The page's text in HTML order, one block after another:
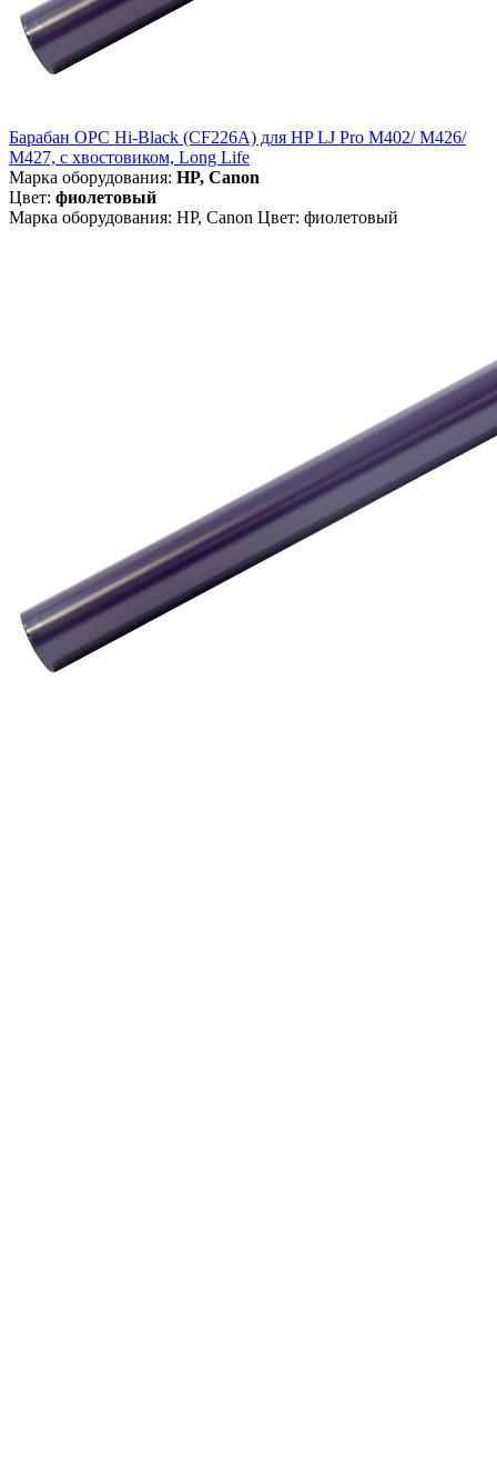
Барабан OPC Hi-Black (CF226A) для HP LJ Pro M402/ M426/
M427, с хвостовиком, Long Life
Марка оборудования: HP, Canon
Цвет: фиолетовый
Марка оборудования: HP, Canon Цвет: фиолетовый